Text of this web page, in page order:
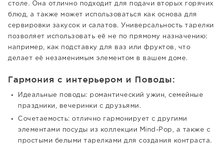
столе. Она отлично подходит для подачи вторых горячих
блюд, а также может использоваться как основа для
сервировки закусок и салатов. Универсальность тарелки
позволяет использовать её не по прямому назначению:
например, как подставку для ваз или фруктов, что
делает её незаменимым элементом в вашем доме.
Гармония с интерьером и Поводы:
Идеальные поводы: романтический ужин, семейные
праздники, вечеринки с друзьями.
Сочетаемость: отлично гармонирует с другими
элементами посуды из коллекции Mind-Pop, а также с
простыми белыми тарелками для создания контраста.